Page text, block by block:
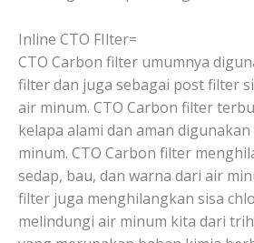
Inline CTO FIlter=
CTO Carbon filter umumnya
filter dan juga sebagai post filter
air minum. CTO Carbon filter
kelapa alami dan aman
minum. CTO Carbon filter
sedap, bau, dan warna dari air
filter juga menghilangkan sisa
melindungi air minum kita dari